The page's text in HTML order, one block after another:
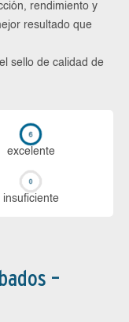
rendimiento y
resultado que
sello de calidad de
ex­ce­len­te
in­su­fi­cien­te
–